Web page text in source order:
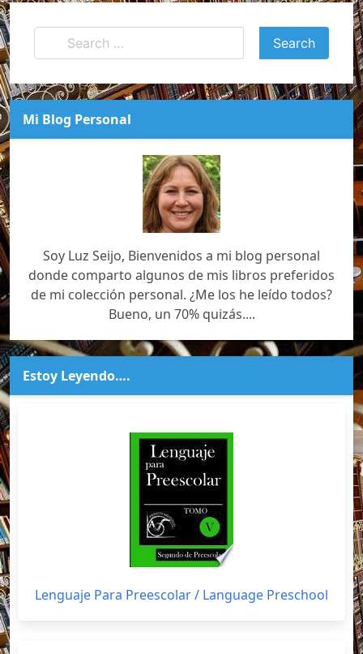
Mi Blog Personal
Soy Luz Seijo, Bienvenidos a mi blog personal
donde comparto algunos de mis libros preferidos
de mi colección personal. ¿Me los he leído todos?
Bueno, un 70% quizás....
Estoy Leyendo….
Lenguaje Para Preescolar / Language Preschool